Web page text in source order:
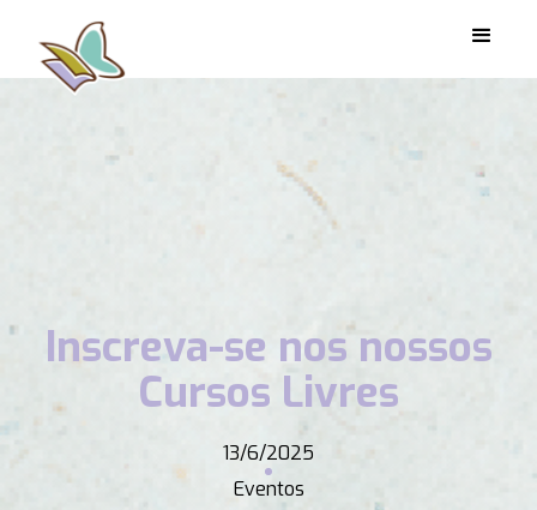
Inscreva-se nos nossos
Cursos Livres
13/6/2025
Eventos